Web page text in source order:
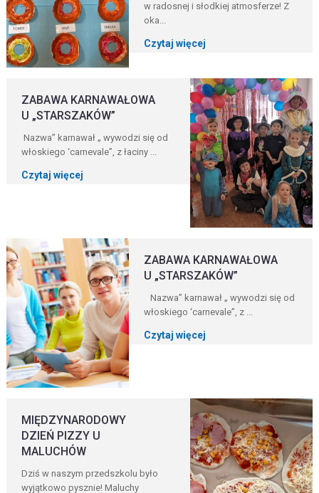
w radosnej i słodkiej atmosferze! Z
oka...
Czytaj więcej
ZABAWA KARNAWAŁOWA
U „STARSZAKÓW”
Nazwa” karnawał „ wywodzi się od
włoskiego ‘carnevale”, z łaciny ...
Czytaj więcej
ZABAWA KARNAWAŁOWA
U „STARSZAKÓW”
Nazwa” karnawał „ wywodzi się od
włoskiego ‘carnevale”, z ...
Czytaj więcej
MIĘDZYNARODOWY
DZIEŃ PIZZY U
MALUCHÓW
Dziś w naszym przedszkolu było
wyjątkowo pysznie! Maluchy